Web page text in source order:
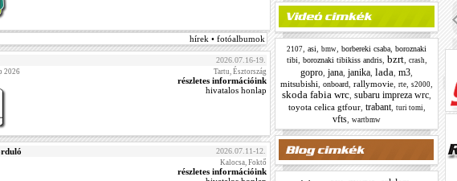
hírek • fotóalbumok
2026.07.16-19.
2026 Tartu, Észtország
részletes információink
hivatalos honlap
2026.07.11-12.
Kalocsa, Foktő
részletes információink
2107 asi bmw borbereki csaba boroznaki
tibi
boroznaki tibikiss andris, bzrt, crash
gopro jana janika lada m3
mitsubishi
onboard rallymovie rte s2000
skoda fabia wrc subaru impreza wrc
toyota celica gtfour, trabant, turi tomi
vfts wartbmw